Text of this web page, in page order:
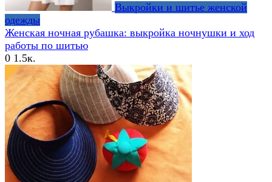
Выкройки и шитье женской
одежды
Женская ночная рубашка: выкройка ночнушки и ход
работы по шитью
0 1.5к.